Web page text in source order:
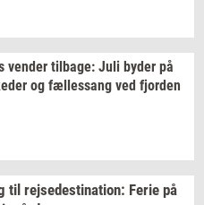
ven­der til­ba­ge: Juli byder på
og fæl­les­sang ved fjor­den
til rej­se­desti­na­tion: Ferie på